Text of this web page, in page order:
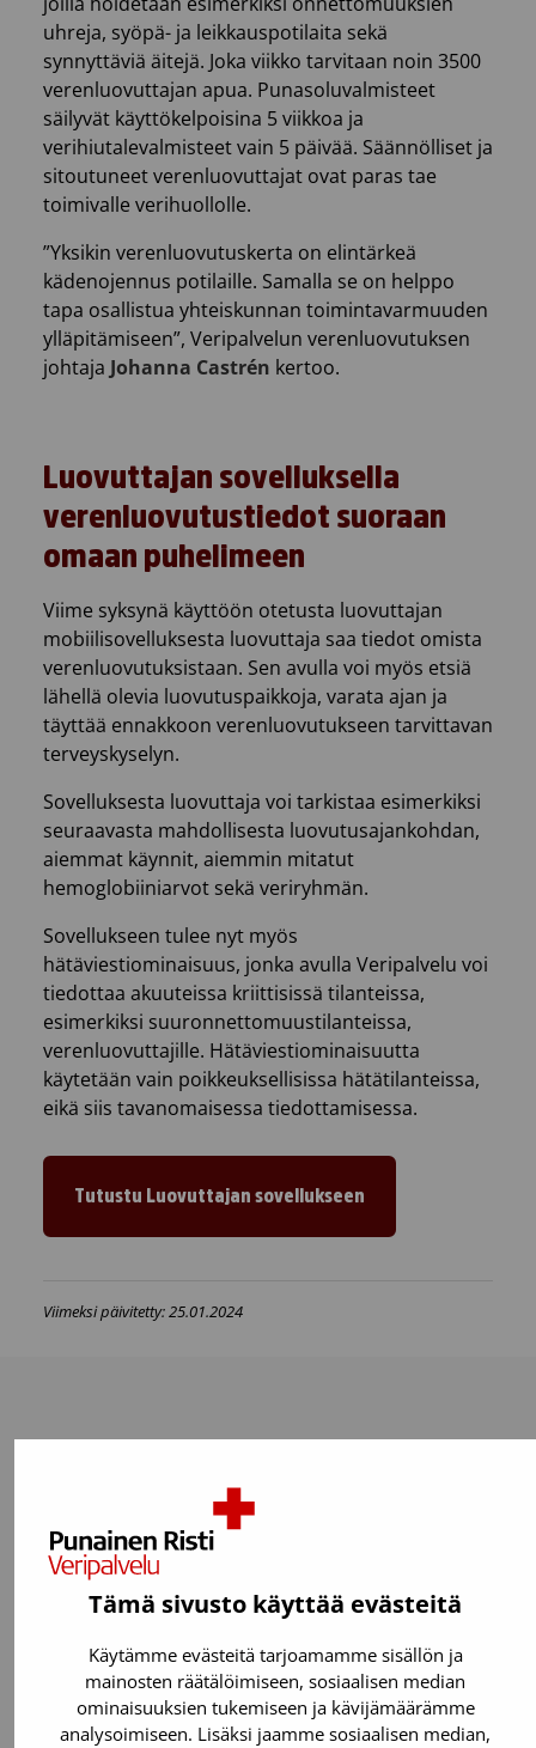
Tämä sivusto käyttää evästeitä
Käytämme evästeitä tarjoamamme sisällön ja
mainosten räätälöimiseen, sosiaalisen median
ominaisuuksien tukemiseen ja kävijämäärämme
analysoimiseen. Lisäksi jaamme sosiaalisen median,
uhreja, syöpä- ja leikkauspotilaita sekä
synnyttäviä äitejä. Joka viikko tarvitaan noin 3500
verenluovuttajan apua. Punasoluvalmisteet
säilyvät käyttökelpoisina 5 viikkoa ja
verihiutalevalmisteet vain 5 päivää. Säännölliset ja
sitoutuneet verenluovuttajat ovat paras tae
toimivalle verihuollolle.
”Yksikin verenluovutuskerta on elintärkeä
kädenojennus potilaille. Samalla se on helppo
tapa osallistua yhteiskunnan toimintavarmuuden
ylläpitämiseen”, Veripalvelun verenluovutuksen
johtaja Johanna Castrén kertoo.
Luovuttajan sovelluksella
verenluovutustiedot suoraan
omaan puhelimeen
Viime syksynä käyttöön otetusta luovuttajan
mobiilisovelluksesta luovuttaja saa tiedot omista
verenluovutuksistaan. Sen avulla voi myös etsiä
lähellä olevia luovutuspaikkoja, varata ajan ja
täyttää ennakkoon verenluovutukseen tarvittavan
terveyskyselyn.
Sovelluksesta luovuttaja voi tarkistaa esimerkiksi
seuraavasta mahdollisesta luovutusajankohdan,
aiemmat käynnit, aiemmin mitatut
hemoglobiiniarvot sekä veriryhmän.
Sovellukseen tulee nyt myös
hätäviestiominaisuus, jonka avulla Veripalvelu voi
tiedottaa akuuteissa kriittisissä tilanteissa,
esimerkiksi suuronnettomuustilanteissa,
verenluovuttajille. Hätäviestiominaisuutta
käytetään vain poikkeuksellisissa hätätilanteissa,
eikä siis tavanomaisessa tiedottamisessa.
Tutustu Luovuttajan sovellukseen
Viimeksi päivitetty: 25.01.2024